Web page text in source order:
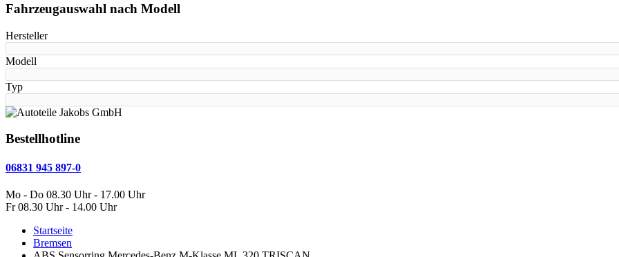
Fahrzeugauswahl nach Modell
Hersteller
Modell
Typ
Bestellhotline
06831 945 897-0
Mo - Do 08.30 Uhr - 17.00 Uhr
Fr 08.30 Uhr - 14.00 Uhr
Startseite
Bremsen